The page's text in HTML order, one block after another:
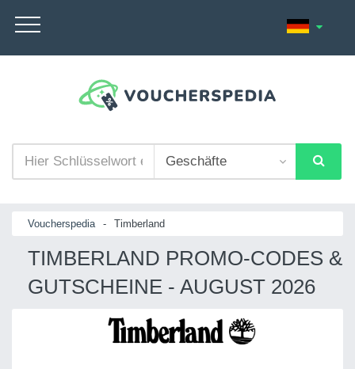
Voucherspedia - Timberland
TIMBERLAND PROMO-CODES &
GUTSCHEINE - AUGUST 2026